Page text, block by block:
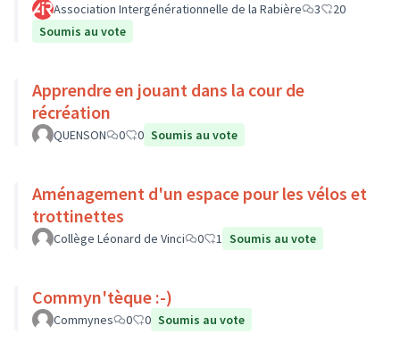
Association Intergénérationnelle de la Rabière 3
20
Soumis au vote
Apprendre en jouant dans la cour de
récréation
QUENSON 0 0 Soumis au vote
Aménagement d'un espace pour les vélos et
trottinettes
Collège Léonard de Vinci 0 1 Soumis au vote
Commyn'tèque :-)
Commynes 0 0 Soumis au vote